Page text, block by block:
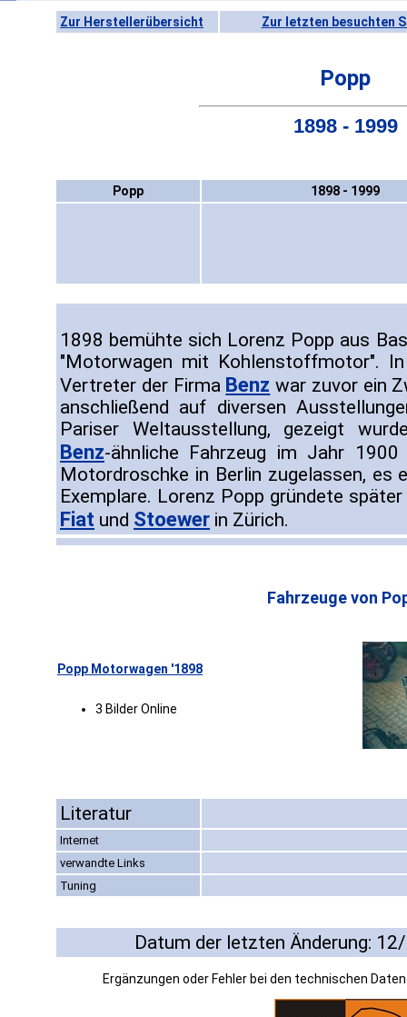
Zur Herstellerübersicht Zur letzten besuchten
Popp
1898 - 1999
Popp 1898 - 1999
1898 bemühte sich Lorenz Popp aus
"Motorwagen mit Kohlenstoffmotor".
Vertreter der Firma Benz war zuvor ein
anschließend auf diversen
Pariser Weltausstellung, gezeigt
Benz-ähnliche Fahrzeug im Jahr
Motordroschke in Berlin zugelassen, es
Exemplare. Lorenz Popp gründete
Fiat und Stoewer in Zürich.
Fahrzeuge von
Popp Motorwagen '1898
3 Bilder Online
Literatur
Internet
verwandte Links
Tuning
Datum der letzten Änderung:
Ergänzungen oder Fehler bei den technischen